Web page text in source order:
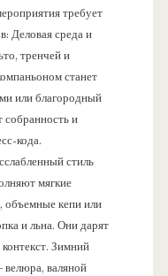
требует
Деловая среда и
тренчей и
станет
или благородный
и
кода.
стиль
мягкие
объемные кепи или
и льна. Они дарят
Зимний
валяной